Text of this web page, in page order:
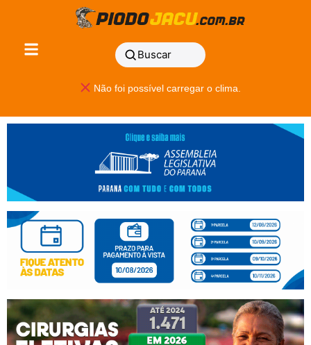
Buscar
Não foi possível carregar o clima.